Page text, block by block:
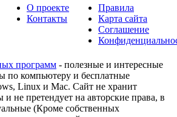
О проекте
Контакты
Правила
Карта сайта
Соглашение
программ - полезные и интересные
по компьютеру и бесплатные
Linux и Mac. Сайт не хранит
не претендует на авторские права, в
(Кроме собственных